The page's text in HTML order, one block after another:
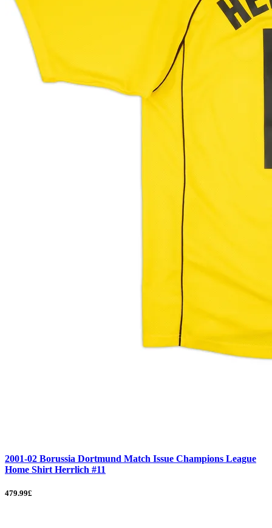
2001-02 Borussia Dortmund Match Issue Champions League
Home Shirt Herrlich #11
479.99£